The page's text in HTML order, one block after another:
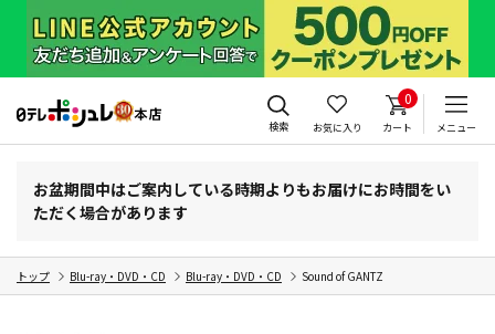
検索 お気に入り
0
カート メニュー
お盆期間中はご案内している時期よりもお届けにお時間をい
ただく場合があります
トップ Blu-ray・DVD・CD Blu-ray・DVD・CD Sound of GANTZ